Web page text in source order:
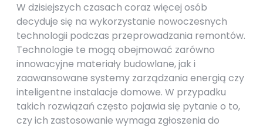
W dzisiejszych czasach coraz więcej osób
decyduje się na wykorzystanie nowoczesnych
technologii podczas przeprowadzania remontów.
Technologie te mogą obejmować zarówno
innowacyjne materiały budowlane, jak i
zaawansowane systemy zarządzania energią czy
inteligentne instalacje domowe. W przypadku
takich rozwiązań często pojawia się pytanie o to,
czy ich zastosowanie wymaga zgłoszenia do